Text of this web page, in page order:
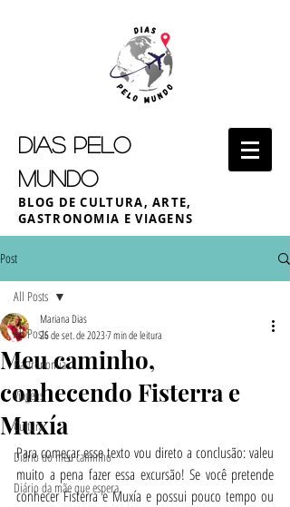
DIAS PELO
MUNDO
BLOG DE CULTURA, ARTE,
GASTRONOMIA E VIAGENS
Post
All Posts
Gastronomia
Viagens
Cultura
Diário do meu caminho
Diário da mãe que espera
All Posts
Meu caminho,
conhecendo Fisterra e
Muxía
Mariana Dias
26 de set. de 20237 min de leitura
Para começar esse texto vou direto a conclusão: valeu
muito a pena fazer essa excursão! Se você pretende
conhecer Fisterra e Muxía e possui pouco tempo ou